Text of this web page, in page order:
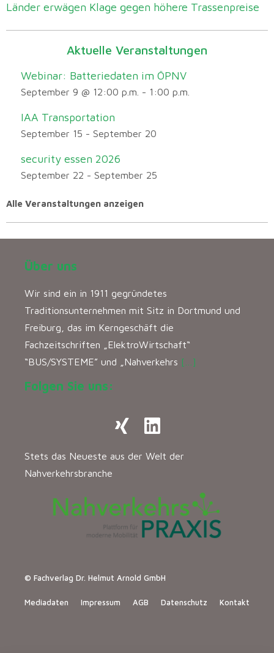
Länder erwägen Klage gegen höhere Trassenpreise
Aktuelle Veranstaltungen
Webinar: Batteriedaten im ÖPNV
September 9 @ 12:00 p.m. - 1:00 p.m.
IAA Transportation
September 15 - September 20
security essen 2026
September 22 - September 25
Alle Veranstaltungen anzeigen
Über uns
Wir sind ein in 1911 gegründetes
Traditionsunternehmen mit Sitz in Dortmund und
Freiburg, das im Kerngeschäft die
Fachzeitschriften „ElektroWirtschaft“
“BUS/SYSTEME” und „Nahverkehrs […]
Folgen Sie uns:
Stets das Neueste aus der Welt der
Nahverkehrsbranche
© Fachverlag Dr. Helmut Arnold GmbH
Mediadaten Impressum AGB Datenschutz Kontakt